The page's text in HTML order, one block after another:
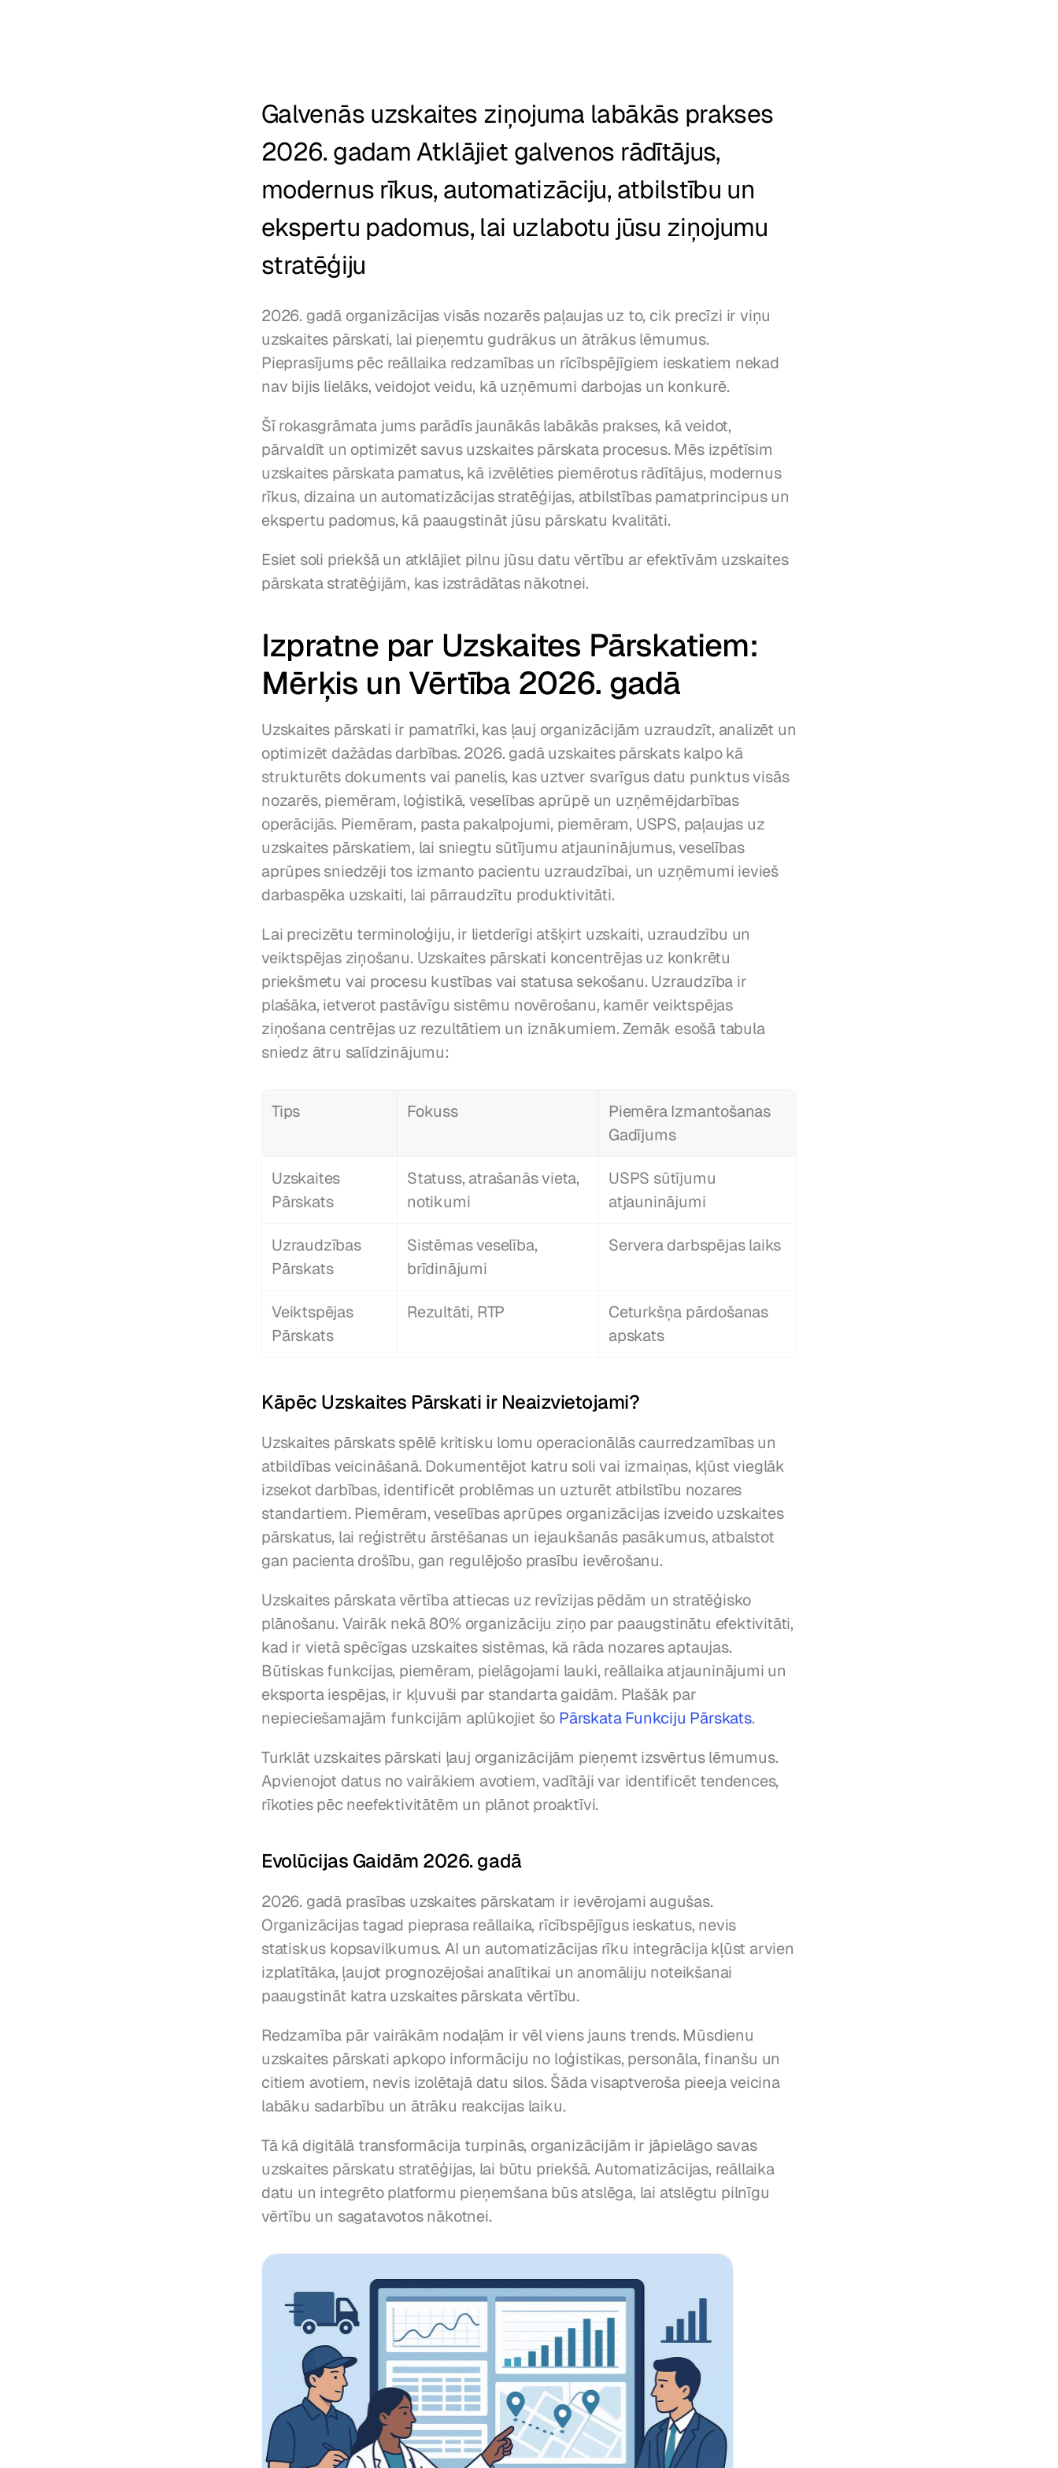
Galvenās uzskaites ziņojuma labākās prakses
2026. gadam Atklājiet galvenos rādītājus,
modernus rīkus, automatizāciju, atbilstību un
ekspertu padomus, lai uzlabotu jūsu ziņojumu
stratēģiju
2026. gadā organizācijas visās nozarēs paļaujas uz to, cik precīzi ir viņu
uzskaites pārskati, lai pieņemtu gudrākus un ātrākus lēmumus.
Pieprasījums pēc reāllaika redzamības un rīcībspējīgiem ieskatiem nekad
nav bijis lielāks, veidojot veidu, kā uzņēmumi darbojas un konkurē.
Šī rokasgrāmata jums parādīs jaunākās labākās prakses, kā veidot,
pārvaldīt un optimizēt savus uzskaites pārskata procesus. Mēs izpētīsim
uzskaites pārskata pamatus, kā izvēlēties piemērotus rādītājus, modernus
rīkus, dizaina un automatizācijas stratēģijas, atbilstības pamatprincipus un
ekspertu padomus, kā paaugstināt jūsu pārskatu kvalitāti.
Esiet soli priekšā un atklājiet pilnu jūsu datu vērtību ar efektīvām uzskaites
pārskata stratēģijām, kas izstrādātas nākotnei.
Izpratne par Uzskaites Pārskatiem:
Mērķis un Vērtība 2026. gadā
Uzskaites pārskati ir pamatrīki, kas ļauj organizācijām uzraudzīt, analizēt un
optimizēt dažādas darbības. 2026. gadā uzskaites pārskats kalpo kā
strukturēts dokuments vai panelis, kas uztver svarīgus datu punktus visās
nozarēs, piemēram, loģistikā, veselības aprūpē un uzņēmējdarbības
operācijās. Piemēram, pasta pakalpojumi, piemēram, USPS, paļaujas uz
uzskaites pārskatiem, lai sniegtu sūtījumu atjauninājumus, veselības
aprūpes sniedzēji tos izmanto pacientu uzraudzībai, un uzņēmumi ievieš
darbaspēka uzskaiti, lai pārraudzītu produktivitāti.
Lai precizētu terminoloģiju, ir lietderīgi atšķirt uzskaiti, uzraudzību un
veiktspējas ziņošanu. Uzskaites pārskati koncentrējas uz konkrētu
priekšmetu vai procesu kustības vai statusa sekošanu. Uzraudzība ir
plašāka, ietverot pastāvīgu sistēmu novērošanu, kamēr veiktspējas
ziņošana centrējas uz rezultātiem un iznākumiem. Zemāk esošā tabula
sniedz ātru salīdzinājumu:
Tips Fokuss
Piemēra Izmantošanas
Gadījums
Uzskaites
Pārskats
Statuss, atrašanās vieta,
notikumi
USPS sūtījumu
atjauninājumi
Uzraudzības
Pārskats
Sistēmas veselība,
brīdinājumi
Servera darbspējas laiks
Veiktspējas
Pārskats
Rezultāti, RTP
Ceturkšņa pārdošanas
apskats
Kāpēc Uzskaites Pārskati ir Neaizvietojami?
Uzskaites pārskats spēlē kritisku lomu operacionālās caurredzamības un
atbildības veicināšanā. Dokumentējot katru soli vai izmaiņas, kļūst vieglāk
izsekot darbības, identificēt problēmas un uzturēt atbilstību nozares
standartiem. Piemēram, veselības aprūpes organizācijas izveido uzskaites
pārskatus, lai reģistrētu ārstēšanas un iejaukšanās pasākumus, atbalstot
gan pacienta drošību, gan regulējošo prasību ievērošanu.
Uzskaites pārskata vērtība attiecas uz revīzijas pēdām un stratēģisko
plānošanu. Vairāk nekā 80% organizāciju ziņo par paaugstinātu efektivitāti,
kad ir vietā spēcīgas uzskaites sistēmas, kā rāda nozares aptaujas.
Būtiskas funkcijas, piemēram, pielāgojami lauki, reāllaika atjauninājumi un
eksporta iespējas, ir kļuvuši par standarta gaidām. Plašāk par
nepieciešamajām funkcijām aplūkojiet šo Pārskata Funkciju Pārskats.
Turklāt uzskaites pārskati ļauj organizācijām pieņemt izsvērtus lēmumus.
Apvienojot datus no vairākiem avotiem, vadītāji var identificēt tendences,
rīkoties pēc neefektivitātēm un plānot proaktīvi.
Evolūcijas Gaidām 2026. gadā
2026. gadā prasības uzskaites pārskatam ir ievērojami augušas.
Organizācijas tagad pieprasa reāllaika, rīcībspējīgus ieskatus, nevis
statiskus kopsavilkumus. AI un automatizācijas rīku integrācija kļūst arvien
izplatītāka, ļaujot prognozējošai analītikai un anomāliju noteikšanai
paaugstināt katra uzskaites pārskata vērtību.
Redzamība pār vairākām nodaļām ir vēl viens jauns trends. Mūsdienu
uzskaites pārskati apkopo informāciju no loģistikas, personāla, finanšu un
citiem avotiem, nevis izolētajā datu silos. Šāda visaptveroša pieeja veicina
labāku sadarbību un ātrāku reakcijas laiku.
Tā kā digitālā transformācija turpinās, organizācijām ir jāpielāgo savas
uzskaites pārskatu stratēģijas, lai būtu priekšā. Automatizācijas, reāllaika
datu un integrēto platformu pieņemšana būs atslēga, lai atslēgtu pilnīgu
vērtību un sagatavotos nākotnei.